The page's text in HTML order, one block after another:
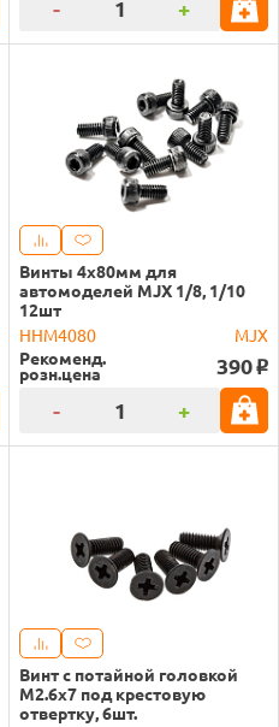
- +
Винты 4х80мм для
автомоделей MJX 1/8, 1/10
12шт
HHM4080
MJX
Рекоменд.
розн.цена 390 o
- +
Винт с потайной головкой
M2.6x7 под крестовую
отвертку, 6шт.